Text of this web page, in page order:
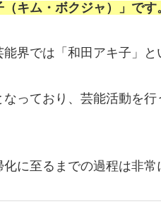
キム・ボクジャ）」です
界では「和田アキ子」と
っており、芸能活動を
に至るまでの過程は非常